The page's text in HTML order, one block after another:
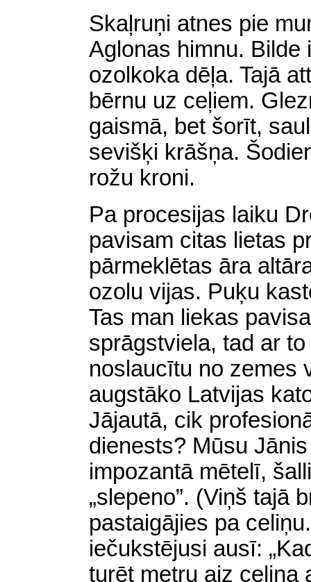
Skaļruņi atnes pie
Aglonas himnu. Bilde
ozolkoka dēļa. Tajā
bērnu uz ceļiem.
gaismā, bet šorīt,
sevišķi krāšņa.
rožu kroni.
Pa procesijas laiku
pavisam citas lietas
pārmeklētas āra
ozolu vijas. Puķu
Tas man liekas
sprāgstviela, tad ar
noslaucītu no zemes
augstāko Latvijas
Jājautā, cik
dienests? Mūsu
impozantā mētelī,
„slepeno”. (Viņš tajā
pastaigājies pa
iečukstējusi ausī:
turēt metru aiz celiņa